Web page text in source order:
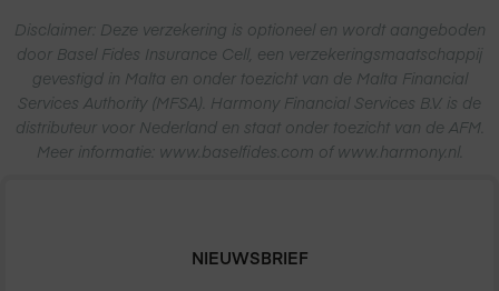
Disclaimer: Deze verzekering is optioneel en wordt aangeboden
door Basel Fides Insurance Cell, een verzekeringsmaatschappij
gevestigd in Malta en onder toezicht van de Malta Financial
Services Authority (MFSA). Harmony Financial Services B.V. is de
distributeur voor Nederland en staat onder toezicht van de AFM.
Meer informatie: www.baselfides.com of www.harmony.nl.
NIEUWSBRIEF